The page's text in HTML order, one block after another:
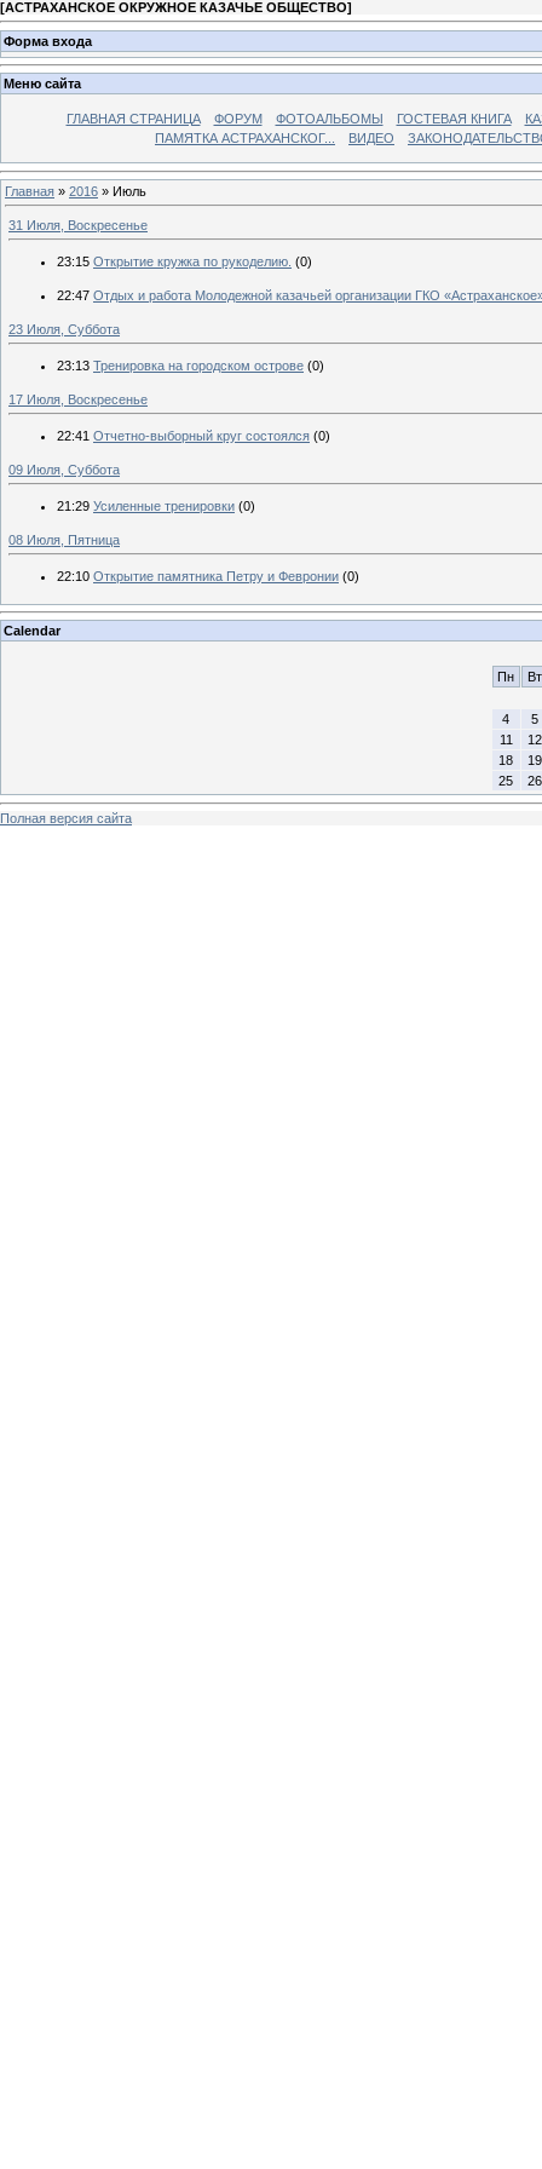
[АСТРАХАНСКОЕ ОКРУЖНОЕ КАЗАЧЬЕ ОБЩЕСТВО]
Форма входа
Меню сайта
ГЛАВНАЯ СТРАНИЦА ФОРУМ ФОТОАЛЬБОМЫ ГОСТЕВАЯ КНИГА
ПАМЯТКА АСТРАХАНСКОГ...
ВИДЕО
Главная » 2016 » Июль
31 Июля, Воскресенье
23:15 Открытие кружка по рукоделию. (0)
22:47 Отдых и работа Молодежной казачьей организации ГКО
23 Июля, Суббота
23:13 Тренировка на городском острове (0)
17 Июля, Воскресенье
22:41 Отчетно-выборный круг состоялся (0)
09 Июля, Суббота
21:29 Усиленные тренировки (0)
08 Июля, Пятница
22:10 Открытие памятника Петру и Февронии (0)
Calendar
Пн Вт
4
5
11
12
18
19
25
26
Полная версия сайта